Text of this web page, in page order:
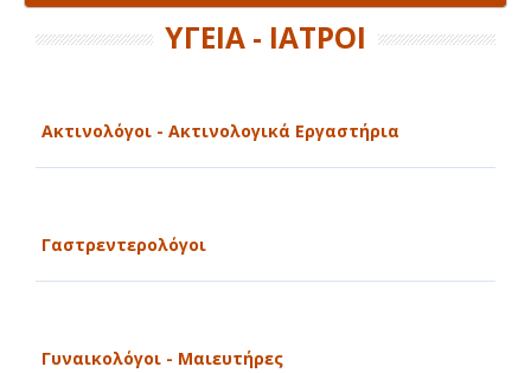
ΥΓΕΙΑ - ΙΑΤΡΟΙ
Ακτινολόγοι - Ακτινολογικά Εργαστήρια
Γαστρεντερολόγοι
Γυναικολόγοι - Μαιευτήρες